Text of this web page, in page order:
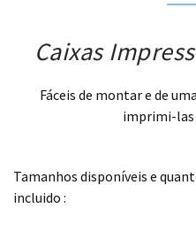
Caixas
Fáceis de montar e de
imprimi-las
Tamanhos disponíveis e
incluido :